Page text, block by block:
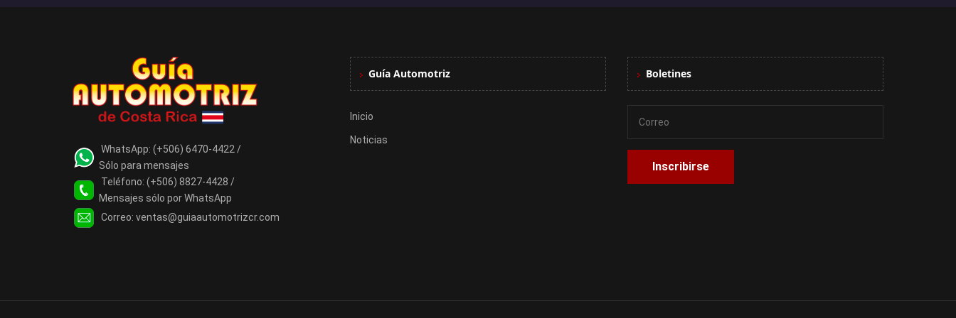
WhatsApp: (+506) 6470-4422 /
Sólo para mensajes
Teléfono: (+506) 8827-4428 /
Mensajes sólo por WhatsApp
Correo: ventas@guiaautomotrizcr.com
Guía Automotriz
Inicio
Noticias
Boletines